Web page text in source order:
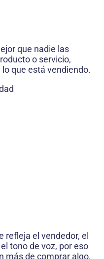
que nadie las
o servicio,
que está vendiendo.
refleja el vendedor, el
tono de voz, por eso
más de comprar algo,